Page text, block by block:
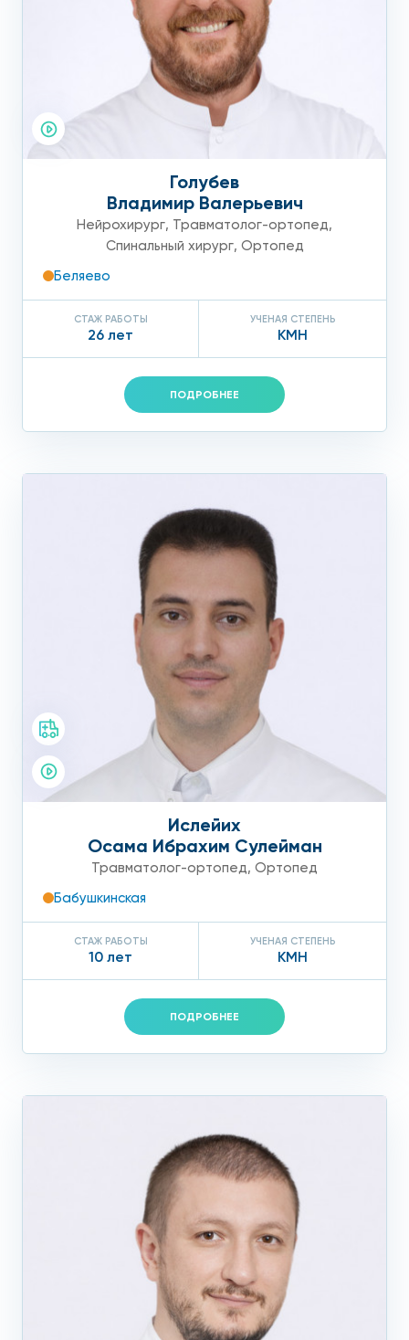
Голубев
Владимир Валерьевич
Нейрохирург, Травматолог-ортопед,
Спинальный хирург, Ортопед
Беляево
СТАЖ РАБОТЫ
26 лет
УЧЕНАЯ СТЕПЕНЬ
КМН
ПОДРОБНЕЕ
Ислейих
Осама Ибрахим Сулейман
Травматолог-ортопед, Ортопед
Бабушкинская
СТАЖ РАБОТЫ
10 лет
УЧЕНАЯ СТЕПЕНЬ
КМН
ПОДРОБНЕЕ